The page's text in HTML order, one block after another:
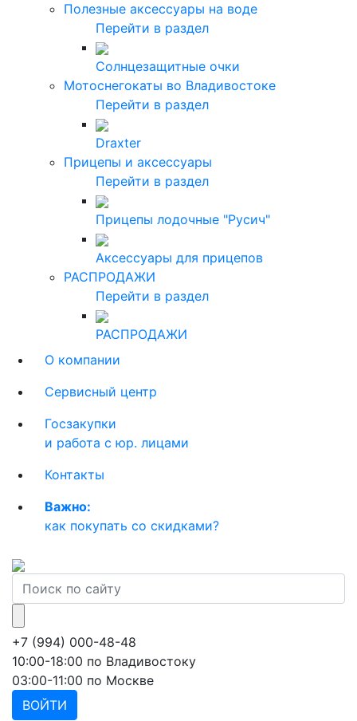
Полезные аксессуары на воде
Перейти в раздел
Солнцезащитные очки
Мотоснегокаты во Владивостоке
Перейти в раздел
Draxter
Прицепы и аксессуары
Перейти в раздел
Прицепы лодочные "Русич"
Аксессуары для прицепов
РАСПРОДАЖИ
Перейти в раздел
РАСПРОДАЖИ
О компании
Сервисный центр
Госзакупки
и работа с юр. лицами
Контакты
Важно:
как покупать со скидками?
+7 (994) 000-48-48
10:00-18:00 по Владивостоку
03:00-11:00 по Москве
ВОЙТИ